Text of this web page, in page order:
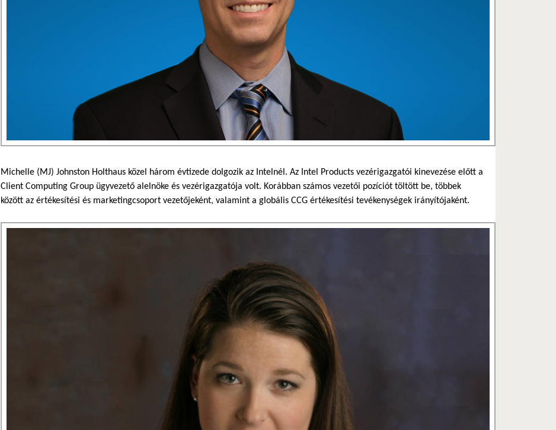
Michelle (MJ) Johnston Holthaus közel három évtizede dolgozik az Intelnél. Az Intel Products vezérigazgatói kinevezése előtt a
Client Computing Group ügyvezető alelnöke és vezérigazgatója volt. Korábban számos vezetői pozíciót töltött be, többek
között az értékesítési és marketingcsoport vezetőjeként, valamint a globális CCG értékesítési tevékenységek irányítójaként.